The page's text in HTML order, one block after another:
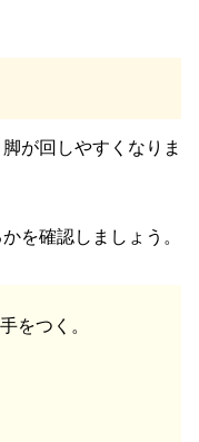
が回しやすくなりま
を確認しましょう。
をつく。